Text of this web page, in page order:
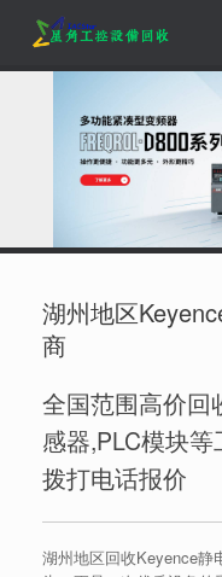
content
湖州地区
商
全国范围高价回
感器,PLC模块
拨打电话报价
湖州地区回收Keyence静